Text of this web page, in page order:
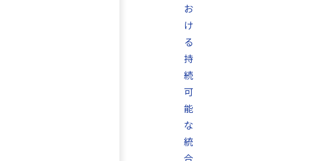
お
け
る
持
続
可
能
な
統
合